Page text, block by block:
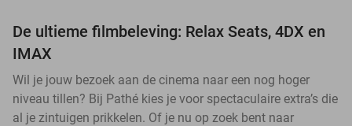
De ultieme filmbeleving: Relax Seats, 4DX en
IMAX
Wil je jouw bezoek aan de cinema naar een nog hoger
niveau tillen? Bij Pathé kies je voor spectaculaire extra’s die
al je zintuigen prikkelen. Of je nu op zoek bent naar